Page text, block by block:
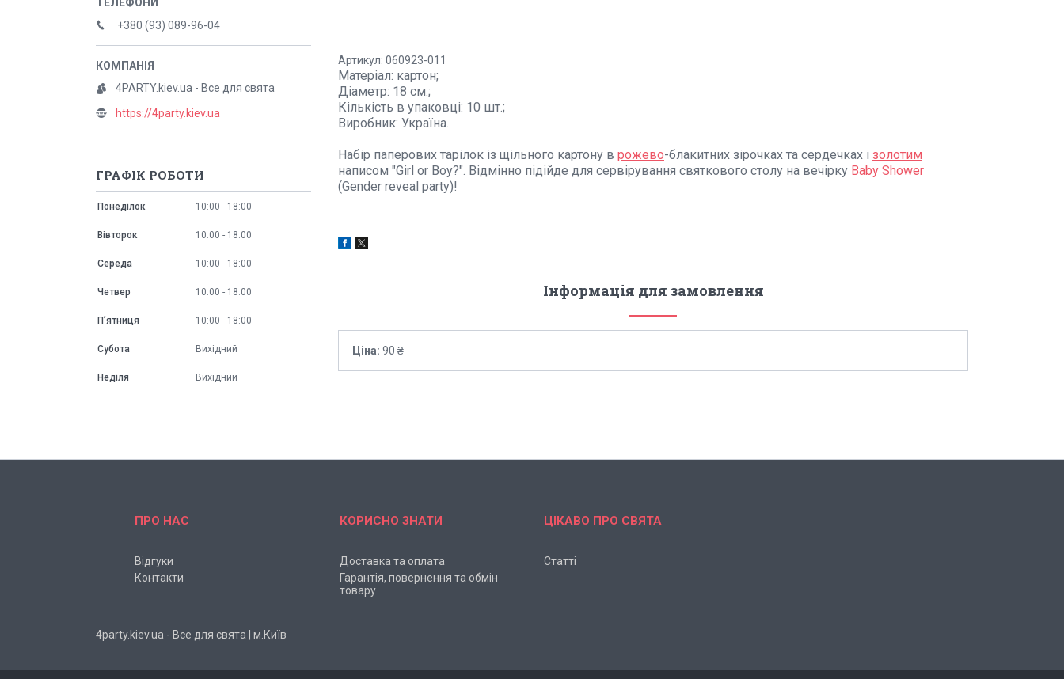
Артикул: 060923-011
Матеріал: картон;
Діаметр: 18 см.;
Кількість в упаковці: 10 шт.;
Виробник: Україна.
Набір паперових тарілок із щільного картону в рожево-блакитних зірочках та сердечках і золотим
написом "Girl or Boy?". Відмінно підійде для сервірування святкового столу на вечірку Baby Shower
(Gender reveal party)!
Інформація для замовлення
Ціна: 90 ₴
+380 (93) 089-96-04
4PARTY.kiev.ua - Все для свята
https://4party.kiev.ua
ГРАФІК РОБОТИ
Понеділок 10:00 18:00
Вівторок 10:00 18:00
Середа 10:00 18:00
Четвер 10:00 18:00
Пʼятниця 10:00 18:00
Субота Вихідний
Неділя Вихідний
ПРО НАС
Відгуки
Контакти
КОРИСНО ЗНАТИ
Доставка та оплата
Гарантія, повернення та обмін
товару
ЦІКАВО ПРО СВЯТА
Статті
4party.kiev.ua - Все для свята | м.Київ